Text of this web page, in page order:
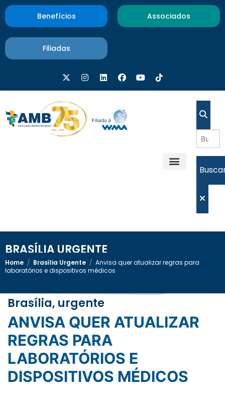
Benefícios Associados
Filiadas
BRASÍLIA URGENTE
Home / Brasília Urgente / Anvisa quer atualizar regras para
laboratórios e dispositivos médicos
Brasília, urgente
ANVISA QUER ATUALIZAR
REGRAS PARA
LABORATÓRIOS E
DISPOSITIVOS MÉDICOS